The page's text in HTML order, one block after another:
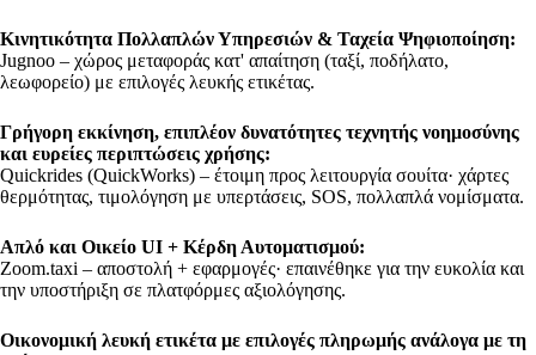
Κινητικότητα Πολλαπλών Υπηρεσιών & Ταχεία Ψηφιοποίηση:
Jugnoo – χώρος μεταφοράς κατ' απαίτηση (ταξί, ποδήλατο,
λεωφορείο) με επιλογές λευκής ετικέτας.
Γρήγορη εκκίνηση, επιπλέον δυνατότητες τεχνητής νοημοσύνης
και ευρείες περιπτώσεις χρήσης:
Quickrides (QuickWorks) – έτοιμη προς λειτουργία σουίτα· χάρτες
θερμότητας, τιμολόγηση με υπερτάσεις, SOS, πολλαπλά νομίσματα.
Απλό και Οικείο UI + Κέρδη Αυτοματισμού:
Zoom.taxi – αποστολή + εφαρμογές· επαινέθηκε για την ευκολία και
την υποστήριξη σε πλατφόρμες αξιολόγησης.
Οικονομική λευκή ετικέτα με επιλογές πληρωμής ανάλογα με τη